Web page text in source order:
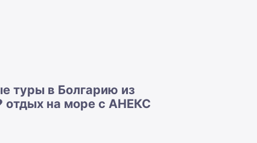
туры в Болгарию из
на море с АНЕКС